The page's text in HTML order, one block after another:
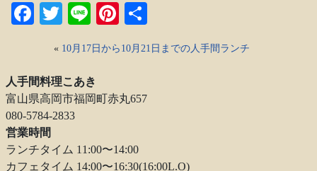
Facebook
TwitterLinePinterest
« 10月17日から10月21日までの人手間ランチ
人手間料理こあき
富山県高岡市福岡町赤丸657
080-5784-2833
営業時間
ランチタイム 11:00〜14:00
カフェタイム 14:00〜16:30(16:00L.O)